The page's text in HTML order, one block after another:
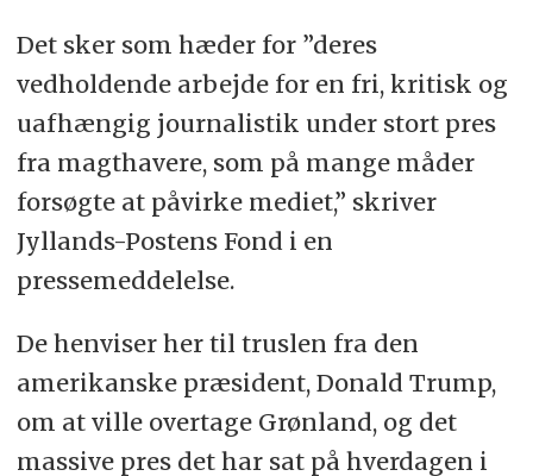
Det sker som hæder for ”deres
vedholdende arbejde for en fri, kritisk og
uafhængig journalistik under stort pres
fra magthavere, som på mange måder
forsøgte at påvirke mediet,” skriver
Jyllands-Postens Fond i en
pressemeddelelse.
De henviser her til truslen fra den
amerikanske præsident, Donald Trump,
om at ville overtage Grønland, og det
massive pres det har sat på hverdagen i